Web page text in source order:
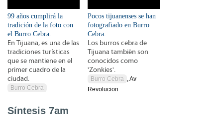
99 años cumplirá la
tradición de la foto con
el Burro Cebra.
En Tijuana, es una de las
tradiciones turísticas
que se mantiene en el
primer cuadro de la
ciudad.
Burro Cebra
Pocos tijuanenses se han
fotografiado en Burro
Cebra.
Los burros cebra de
Tijuana también son
conocidos como
'Zonkies'.
Burro Cebra , Av
Revolucion
Síntesis 7am